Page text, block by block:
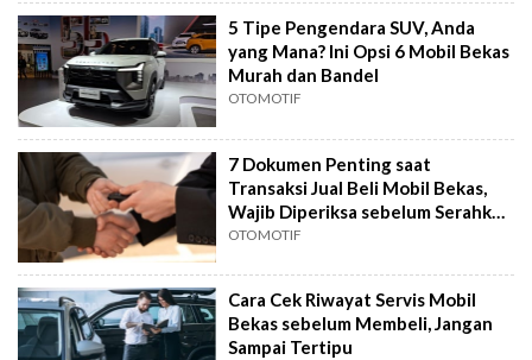
5 Tipe Pengendara SUV, Anda
yang Mana? Ini Opsi 6 Mobil Bekas
Murah dan Bandel
OTOMOTIF
7 Dokumen Penting saat
Transaksi Jual Beli Mobil Bekas,
Wajib Diperiksa sebelum Serahkan
Uang
OTOMOTIF
Cara Cek Riwayat Servis Mobil
Bekas sebelum Membeli, Jangan
Sampai Tertipu